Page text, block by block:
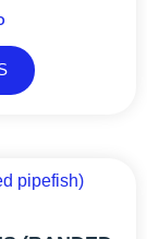
se
la
producto